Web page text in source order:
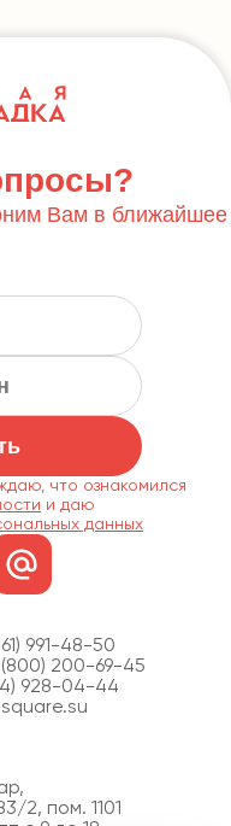
Вам в ближайшее
что ознакомился
данных
991-48-50
(800) 200-69-45
928-04-44
2, пом. 1101